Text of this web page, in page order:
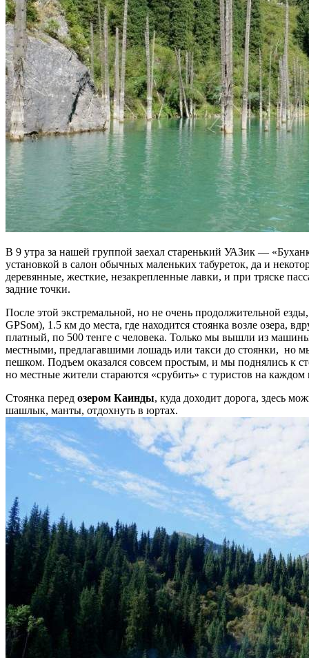
В 9 утра за нашей группой заехал старенький УАЗик —
установкой в салон обычных маленьких табуреток, да и
деревянные, жесткие, незакрепленные лавки, и при тряске
задние точки.
После этой экстремальной, но не очень продолжительной
GPSом), 1.5 км до места, где находится стоянка возле озера,
платный, по 500 тенге с человека. Только мы вышли из
местными, предлагавшими лошадь или такси до стоянки, но
пешком. Подъем оказался совсем простым, и мы поднялись к
но местные жители стараются «срубить» с туристов на каждом
Стоянка перед озером Каинды, куда доходит дорога, здесь
шашлык, манты, отдохнуть в юртах.